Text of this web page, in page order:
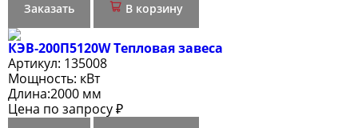
Заказать В корзину
КЭВ-200П5120W Тепловая завеса
Артикул: 135008
Мощность: кВт
Длина:2000 мм
Цена по запросу ₽